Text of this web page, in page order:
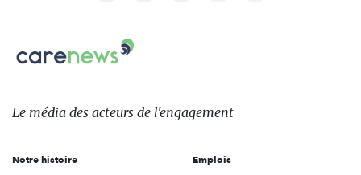
sur:
Carenews,
Le
des
l'engagement
Le média des acteurs de l'engagement
Notre histoire
Emplois